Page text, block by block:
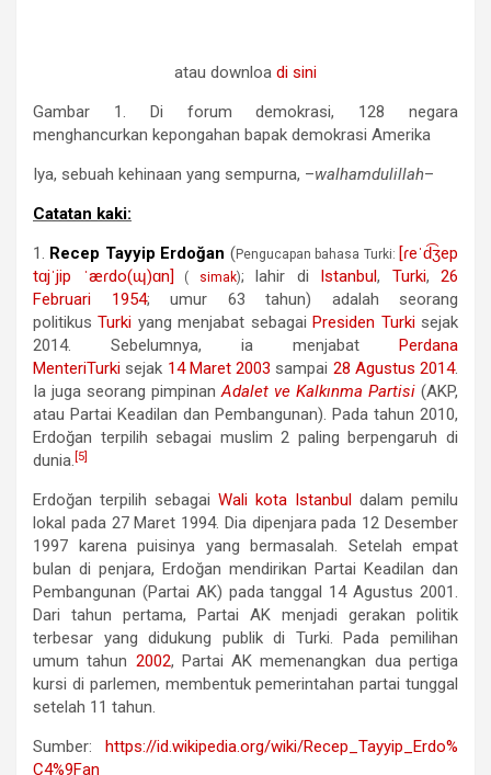
atau downloa di sini
Gambar 1. Di forum demokrasi, 128 negara
menghancurkan kepongahan bapak demokrasi Amerika
Iya, sebuah kehinaan yang sempurna, –walhamdulillah–
Catatan kaki:
1. Recep Tayyip Erdoğan (Pengucapan bahasa Turki: [ɾeˈd͡ʒep
tɑjˈjip ˈæɾdo(ɰ)ɑn]
( simak); lahir di Istanbul , Turki, 26
Februari
1954; umur 63 tahun) adalah seorang
politikusTurki yang menjabat sebagai Presiden Turkisejak
2014. Sebelumnya, ia menjabat
Perdana
MenteriTurki sejak 14 Maret 2003 sampai 28 Agustus 2014.
Ia juga seorang pimpinanAdalet ve Kalkınma Partisi (AKP,
atau Partai Keadilan dan Pembangunan). Pada tahun 2010,
Erdoğan terpilih sebagai muslim 2 paling berpengaruh di
dunia. [5]
Erdoğan terpilih sebagai Wali kota Istanbul
dalam pemilu
lokal pada 27 Maret 1994. Dia dipenjara pada 12 Desember
1997 karena puisinya yang bermasalah. Setelah empat
bulan di penjara, Erdoğan mendirikan Partai Keadilan dan
Pembangunan (Partai AK) pada tanggal 14 Agustus 2001.
Dari tahun pertama, Partai AK menjadi gerakan politik
terbesar yang didukung publik di Turki. Pada pemilihan
umum tahun 2002, Partai AK memenangkan dua pertiga
kursi di parlemen, membentuk pemerintahan partai tunggal
setelah 11 tahun.
Sumber:
https://id.wikipedia.org/wiki/Recep_Tayyip_Erdo%
C4%9Fan